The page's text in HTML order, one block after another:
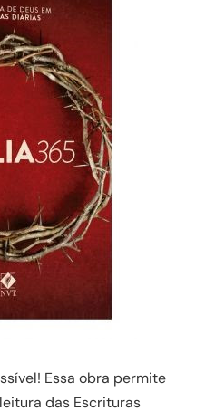
Essa obra permite
das Escrituras